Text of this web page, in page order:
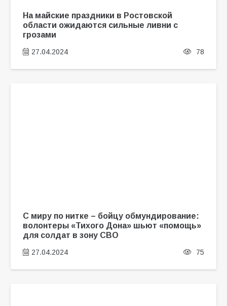
На майские праздники в Ростовской
области ожидаются сильные ливни с
грозами
27.04.2024 78
С миру по нитке – бойцу обмундирование:
волонтеры «Тихого Дона» шьют «помощь»
для солдат в зону СВО
27.04.2024 75